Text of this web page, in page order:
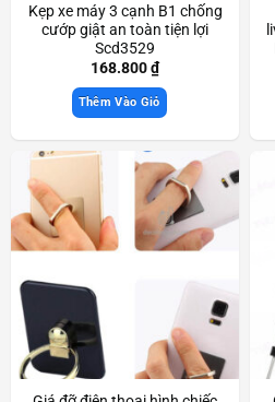
Kẹp xe máy 3 cạnh B1 chống
cướp giật an toàn tiện lợi
Scd3529
168.800₫
Thêm Vào Giỏ